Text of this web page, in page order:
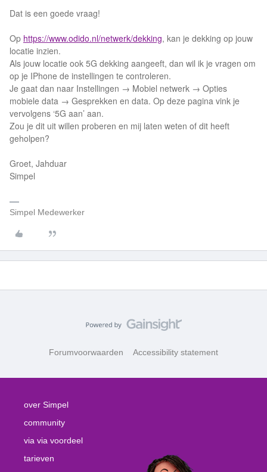
Dat is een goede vraag!
Op https://www.odido.nl/netwerk/dekking, kan je dekking op jouw
locatie inzien.
Als jouw locatie ook 5G dekking aangeeft, dan wil ik je vragen om
op je IPhone de instellingen te controleren.
Je gaat dan naar Instellingen → Mobiel netwerk → Opties
mobiele data → Gesprekken en data. Op deze pagina vink je
vervolgens ‘5G aan’ aan.
Zou je dit uit willen proberen en mij laten weten of dit heeft
geholpen?
Groet, Jahduar
Simpel
Simpel Medewerker
Forumvoorwaarden Accessibility statement
over Simpel
community
via via voordeel
tarieven